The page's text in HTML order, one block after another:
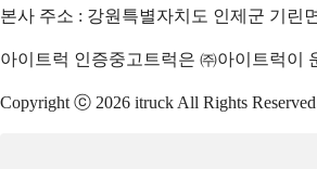
본사 주소 : 강원특별자치도 인제군 기린
아이트럭 인증중고트럭은 ㈜아이트럭이
Copyright ⓒ 2026 itruck All Rights